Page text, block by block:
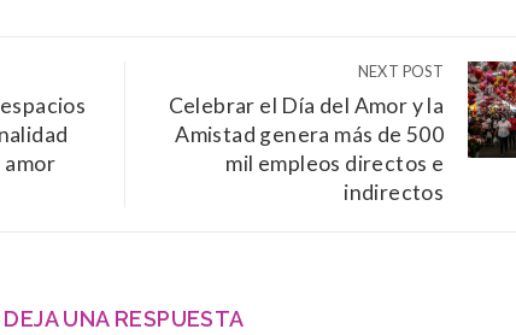
amor
NEXT POST
Celebrar el Día del Amor y la
Amistad genera más de 500
mil empleos directos e
indirectos
DEJA UNA RESPUESTA